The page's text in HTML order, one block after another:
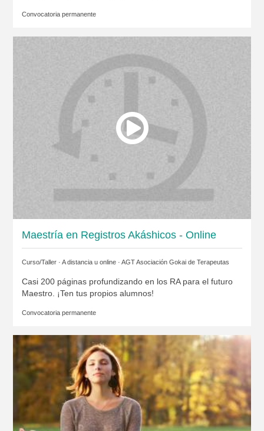
Convocatoria permanente
Maestría en Registros Akáshicos - Online
Curso/Taller · A distancia u online · AGT Asociación Gokai de Terapeutas
Casi 200 páginas profundizando en los RA para el futuro
Maestro. ¡Ten tus propios alumnos!
Convocatoria permanente